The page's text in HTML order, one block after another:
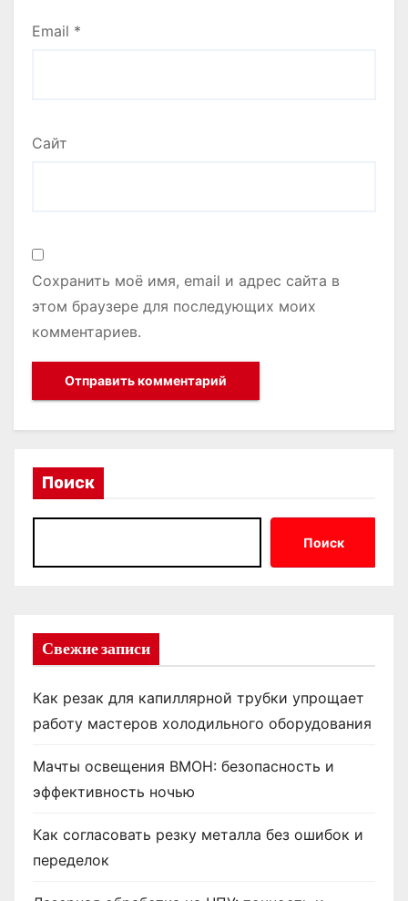
Email *
Сайт
Сохранить моё имя, email и адрес сайта в
этом браузере для последующих моих
комментариев.
Поиск
Поиск
Свежие записи
Как резак для капиллярной трубки упрощает
работу мастеров холодильного оборудования
Мачты освещения ВМОН: безопасность и
эффективность ночью
Как согласовать резку металла без ошибок и
переделок